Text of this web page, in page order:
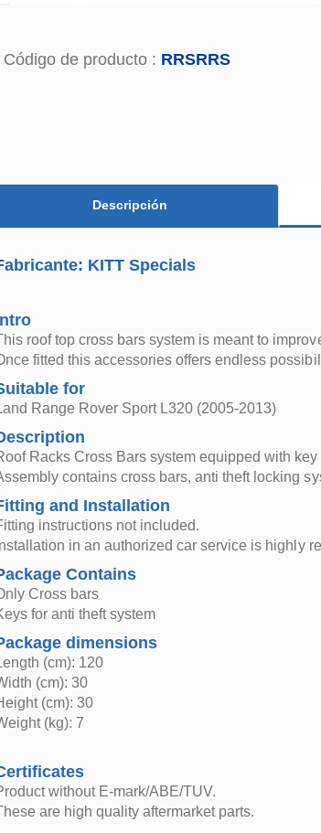
Código de producto : RRSRRS
Descripción
KITT Specials
roof top cross bars system is meant to
fitted this accessories offers endless
for
Range Rover Sport L320 (2005-2013)
Racks Cross Bars system equipped with
contains cross bars, anti theft locking
and Installation
instructions not included.
Installation in an authorized car service is highly
Contains
Cross bars
for anti theft system
dimensions
(cm): 120
(cm): 30
(cm): 30
(kg): 7
without E-mark/ABE/TUV.
are high quality aftermarket parts.